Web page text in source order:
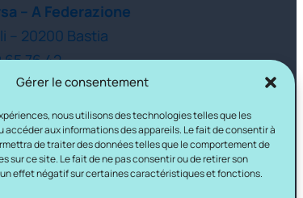
Gérer le consentement
nous utilisons des technologies telles que les
aux informations des appareils. Le fait de consentir à
de traiter des données telles que le comportement de
sur ce site. Le fait de ne pas consentir ou de retirer son
effet négatif sur certaines caractéristiques et fonctions.
– A Federazione
– 20200 Bastia
65 76 42